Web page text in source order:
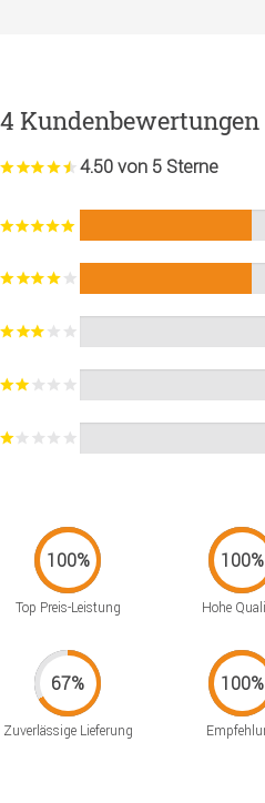
4 Kundenbewertungen
4.50 von 5 Sterne
Top Preis-Leistung Hohe
Zuverlässige Lieferung